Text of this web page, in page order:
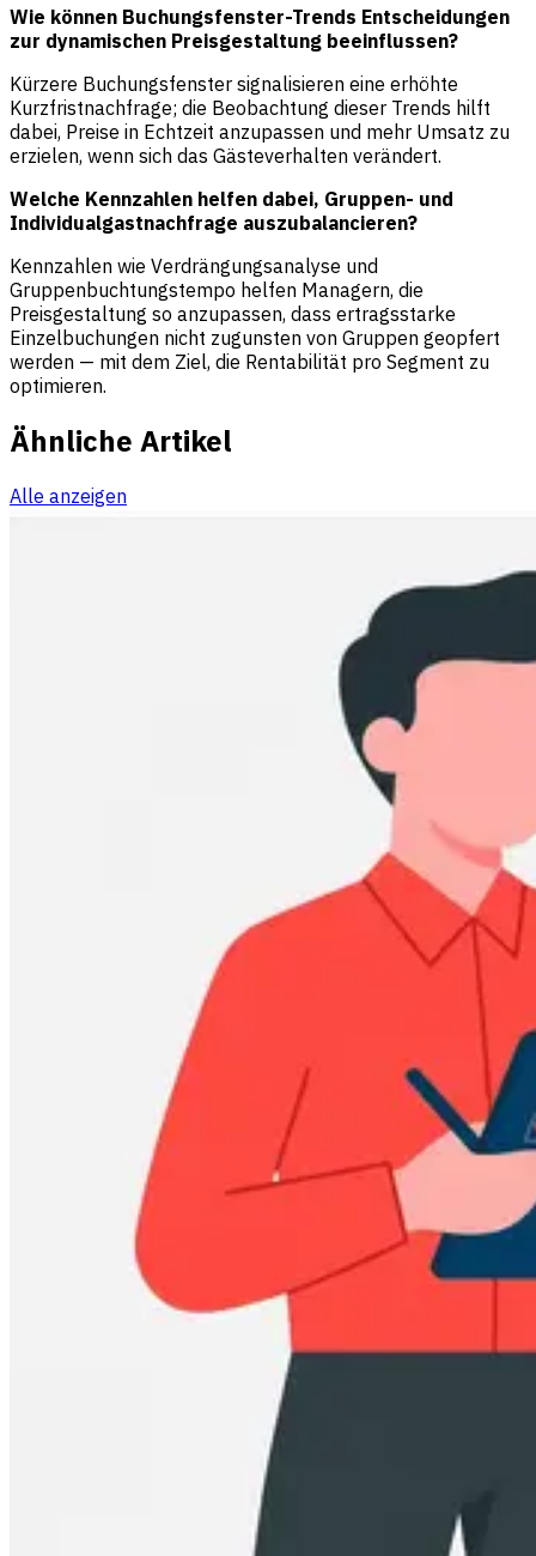
Wie können Buchungsfenster-Trends Entscheidungen
zur dynamischen Preisgestaltung beeinflussen?
Kürzere Buchungsfenster signalisieren eine erhöhte
Kurzfristnachfrage; die Beobachtung dieser Trends hilft
dabei, Preise in Echtzeit anzupassen und mehr Umsatz zu
erzielen, wenn sich das Gästeverhalten verändert.
Welche Kennzahlen helfen dabei, Gruppen- und
Individualgastnachfrage auszubalancieren?
Kennzahlen wie Verdrängungsanalyse und
Gruppenbuchtungstempo helfen Managern, die
Preisgestaltung so anzupassen, dass ertragsstarke
Einzelbuchungen nicht zugunsten von Gruppen geopfert
werden — mit dem Ziel, die Rentabilität pro Segment zu
optimieren.
Ähnliche Artikel
Alle anzeigen